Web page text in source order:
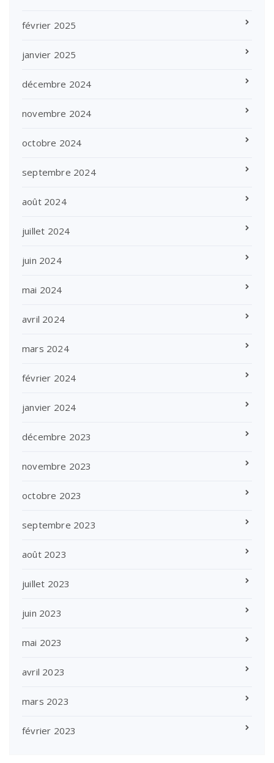
février 2025
janvier 2025
décembre 2024
novembre 2024
octobre 2024
septembre 2024
août 2024
juillet 2024
juin 2024
mai 2024
avril 2024
mars 2024
février 2024
janvier 2024
décembre 2023
novembre 2023
octobre 2023
septembre 2023
août 2023
juillet 2023
juin 2023
mai 2023
avril 2023
mars 2023
février 2023